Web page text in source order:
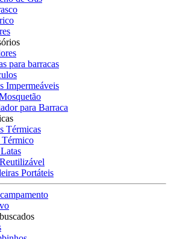
para barracas
Impermeáveis
para Barraca
Térmicas
Portáteis